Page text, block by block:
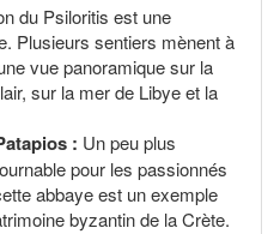
du Psiloritis est une
Plusieurs sentiers mènent à
vue panoramique sur la
sur la mer de Libye et la
: Un peu plus
pour les passionnés
abbaye est un exemple
byzantin de la Crète.